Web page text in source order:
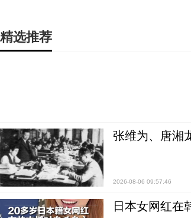
精选推荐
张维为、唐湘
2026-08-06 09:57:46
日本女网红在